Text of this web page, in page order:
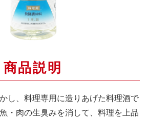
商品説明
し、料理専用に造りあげた料理酒で
・肉の生臭みを消して、料理を上品